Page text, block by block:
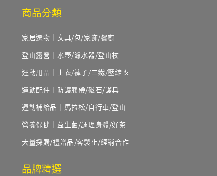
商品分類
家居選物｜文具/包/家飾/餐廚
登山露營｜水壺/濾水器/登山杖
運動用品｜上衣/褲子/三鐵/壓縮衣
運動配件｜防護膠帶/磁石/護具
運動補給品｜馬拉松/自行車/登山
營養保健｜益生菌/調理身體/好茶
大量採購/禮贈品/客製化/經銷合作
品牌精選